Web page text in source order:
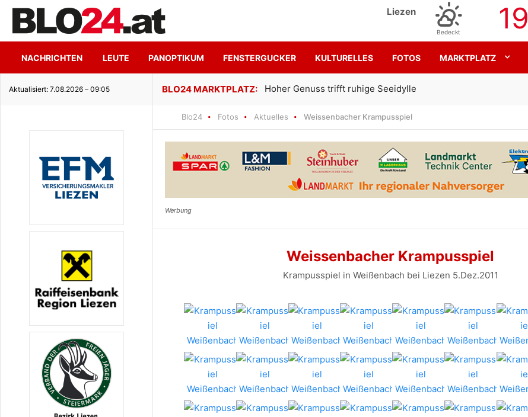
Liezen
Bedeckt 19
NACHRICHTEN LEUTE PANOPTIKUM FENSTERGUCKER KULTURELLES FOTOS MARKTPLATZ
Aktualisiert: 7.08.2026 – 09:05
Hoher Genuss trifft ruhige Seeidylle Gemeinsam für den SK Sturm
Blo24 Fotos Aktuelles Weissenbacher Krampusspiel
Weissenbacher Krampusspiel
Krampusspiel in Weißenbach bei Liezen 5.Dez.2011